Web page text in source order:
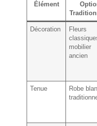
Élément
Décoration
Fleurs
mobilier
ancien
Tenue
Robe